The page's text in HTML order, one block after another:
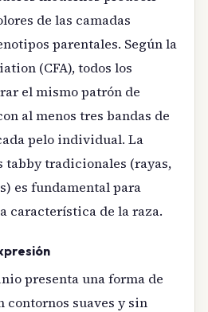
de las camadas
parentales. Según la
(CFA), todos los
el mismo patrón de
al menos tres bandas de
pelo individual. La
tabby tradicionales (rayas,
es fundamental para
característica de la raza.
presenta una forma de
contornos suaves y sin